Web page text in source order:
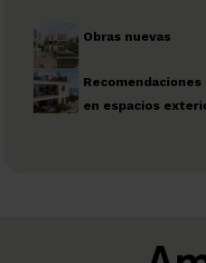
Obras nuevas
en espacios